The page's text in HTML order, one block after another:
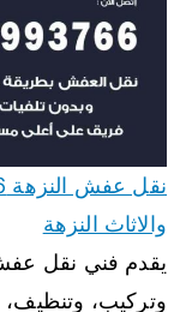
والاثاث النزهة
يقدم فني نقل
وتركيب،